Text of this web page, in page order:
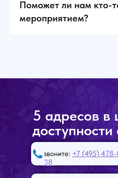
Поможет ли нам кто-
мероприятием?
5 адресов в
звоните: +7 (495)
38